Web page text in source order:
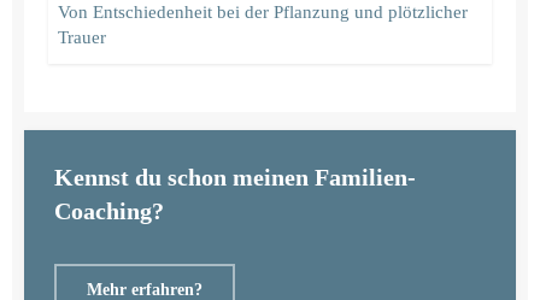
Von Entschiedenheit bei der Pflanzung und plötzlicher
Trauer
Kennst du schon meinen Familien-
Coaching?
Mehr erfahren?